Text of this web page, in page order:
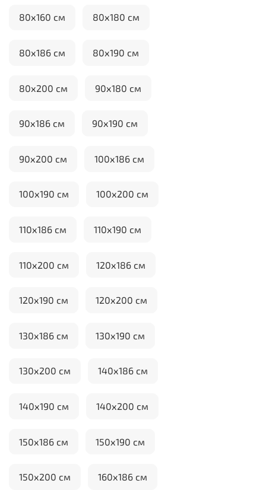
80х160 см 80х180 см
80х186 см 80х190 см
80х200 см 90х180 см
90х186 см 90х190 см
90х200 см 100х186 см
100х190 см 100х200 см
110х186 см 110х190 см
110х200 см 120х186 см
120х190 см 120х200 см
130х186 см 130х190 см
130х200 см 140х186 см
140х190 см 140х200 см
150х186 см 150х190 см
150х200 см 160х186 см